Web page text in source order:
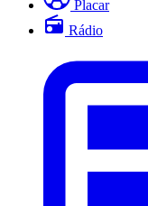
Placar
Rádio